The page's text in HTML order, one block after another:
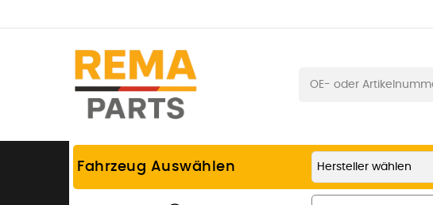
Fahrzeug Auswählen